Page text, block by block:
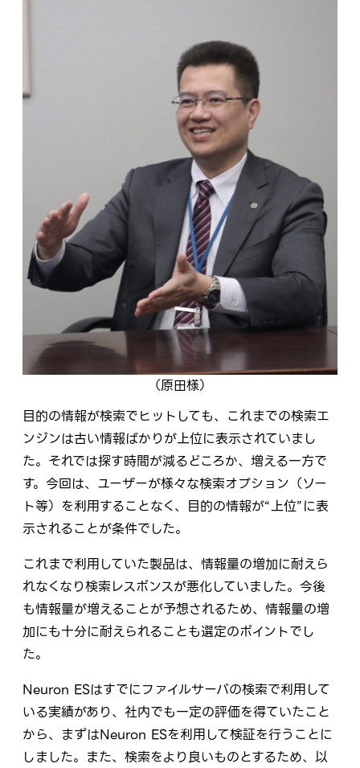
（原田様）
目的の情報が検索でヒットしても、これまでの検索エ
ンジンは古い情報ばかりが上位に表示されていまし
た。それでは探す時間が減るどころか、増える一方で
す。今回は、ユーザーが様々な検索オプション（ソー
ト等）を利用することなく、目的の情報が“上位”に表
示されることが条件でした。
これまで利用していた製品は、情報量の増加に耐えら
れなくなり検索レスポンスが悪化していました。今後
も情報量が増えることが予想されるため、情報量の増
加にも十分に耐えられることも選定のポイントでし
た。
Neuron ESはすでにファイルサーバの検索で利用して
いる実績があり、社内でも一定の評価を得ていたこと
から、まずはNeuron ESを利用して検証を行うことに
しました。また、検索をより良いものとするため、以